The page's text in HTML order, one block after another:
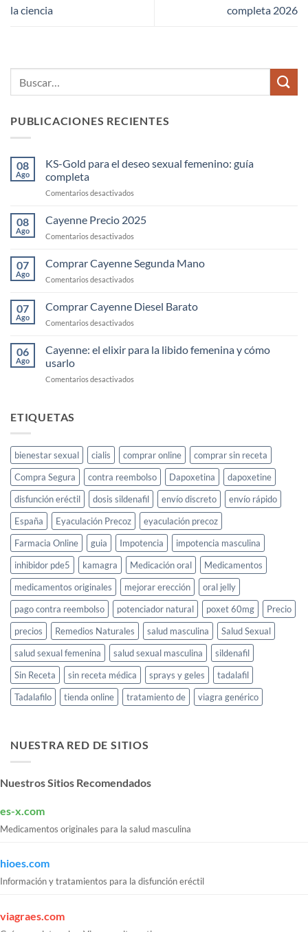
la ciencia
completa 2026
PUBLICACIONES RECIENTES
08
Ago
KS-Gold para el deseo sexual femenino: guía
completa
Comentarios desactivados
Gold
para
el
sexual
08
Ago
Cayenne Precio 2025
Comentarios desactivados
Precio
2025
07
Ago
Comprar Cayenne Segunda Mano
Comentarios desactivados
Cayenne
Segunda
Mano
07
Ago
Comprar Cayenne Diesel Barato
Comentarios desactivados
Cayenne
Diesel
06
Ago
Cayenne: el elixir para la libido femenina y cómo
usarlo
Comentarios desactivados
libido
femenina
y
cómo
usarlo
ETIQUETAS
bienestar sexual cialis comprar online
comprar sin receta
Compra Segura
contra reembolso Dapoxetina
dapoxetine
disfunción eréctil
dosis sildenafil envío discreto
envío rápido
España
Eyaculación Precoz
eyaculación precoz
Farmacia Online
guia Impotencia
impotencia masculina
inhibidor pde5
kamagra Medicación oral
Medicamentos
medicamentos originales
mejorar erección
oral jelly
pago contra reembolso
potenciador natural poxet 60mg
Precio
precios
Remedios Naturales salud masculina
Salud Sexual
salud sexual femenina
salud sexual masculina
sildenafil
Sin Receta
sin receta médica sprays y geles
tadalafil
Tadalafilo
tienda online tratamiento de viagra genérico
NUESTRA RED DE SITIOS
Nuestros Sitios Recomendados
es-x.com
Medicamentos originales para la salud masculina
hioes.com
Información y tratamientos para la disfunción eréctil
viagraes.com